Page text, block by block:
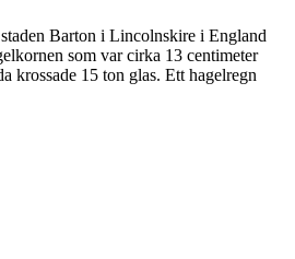
Barton i Lincolnskire i England
som var cirka 13 centimeter
krossade 15 ton glas. Ett hagelregn